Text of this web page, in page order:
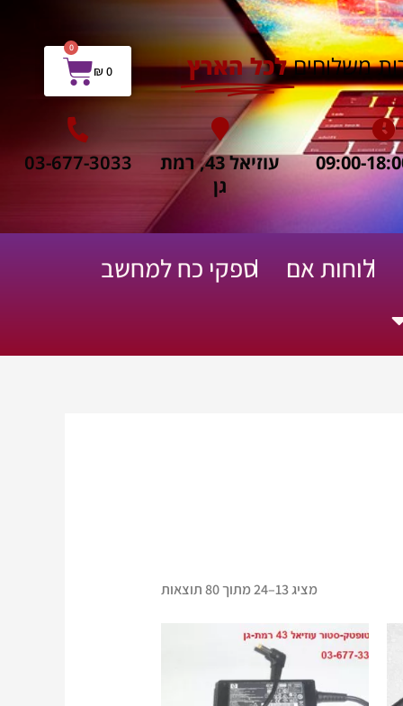
משלוחים לכל הארץ ₪0
0
עגלת
קניות
עוזיאל 43, רמת
גן
03-677-3033
לוחות אם ספקי כח למחשב
שירות תיקונים
מציג 13–24 מתוך 80 תוצאות
המחיר
המקורי
היה:
₪ 320.
המחיר
הנוכחי
₪ 220.